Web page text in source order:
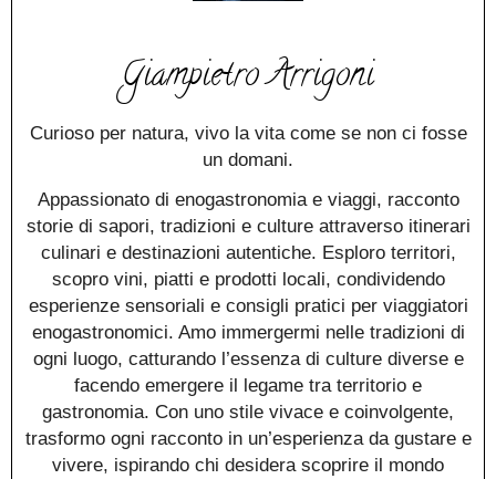
Giampietro Arrigoni
Curioso per natura, vivo la vita come se non ci fosse
un domani.
Appassionato di enogastronomia e viaggi, racconto
storie di sapori, tradizioni e culture attraverso itinerari
culinari e destinazioni autentiche. Esploro territori,
scopro vini, piatti e prodotti locali, condividendo
esperienze sensoriali e consigli pratici per viaggiatori
enogastronomici. Amo immergermi nelle tradizioni di
ogni luogo, catturando l’essenza di culture diverse e
facendo emergere il legame tra territorio e
gastronomia. Con uno stile vivace e coinvolgente,
trasformo ogni racconto in un’esperienza da gustare e
vivere, ispirando chi desidera scoprire il mondo